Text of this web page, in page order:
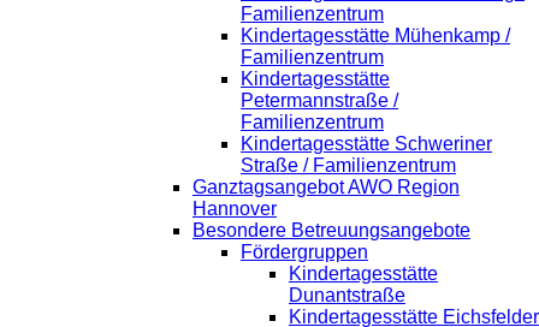
Familienzentrum
Kindertagesstätte Mühenkamp /
Familienzentrum
Kindertagesstätte
Petermannstraße /
Familienzentrum
Kindertagesstätte Schweriner
Straße / Familienzentrum
Ganztagsangebot AWO Region
Hannover
Besondere Betreuungsangebote
Fördergruppen
Kindertagesstätte
Dunantstraße
Kindertagesstätte Eichsfelder